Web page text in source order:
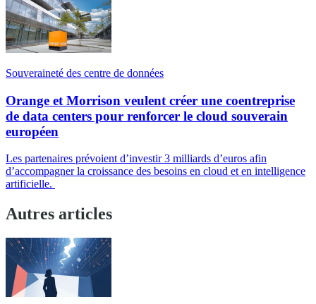
Souveraineté des centre de données
Orange et Morrison veulent créer une coentreprise
de data centers pour renforcer le cloud souverain
européen
Les partenaires prévoient d’investir 3 milliards d’euros afin
d’accompagner la croissance des besoins en cloud et en intelligence
artificielle.
Autres articles